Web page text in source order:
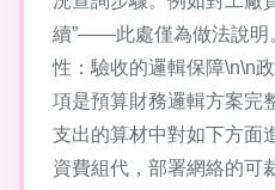
續”——此處僅為做法說明
性：驗收的邏輯保障\n\n
項是預算財務邏輯方案完
支出的算材中對如下方面
資費組代，部署網絡的可